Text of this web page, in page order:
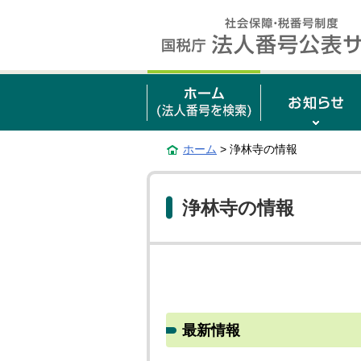
ホーム > 浄林寺の情報
浄林寺の情報
最新情報